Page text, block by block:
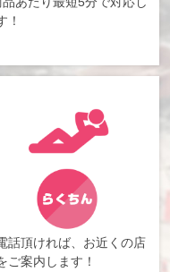
！
話頂ければ、お近くの店
ご案内します！